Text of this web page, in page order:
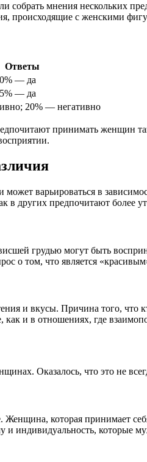
мнения нескольких
происходящие с женскими
Ответы
— да
— да
20% — негативно
принимать женщин
варьироваться в
в других предпочитают более
грудью могут быть
о том, что является
и вкусы. Причина того, что
и в отношениях, где
Оказалось, что это не
которая принимает
индивидуальность, которые